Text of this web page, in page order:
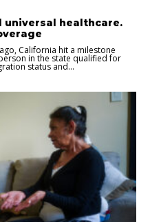
universal healthcare.
California hit a milestone
in the state qualified for
status and...